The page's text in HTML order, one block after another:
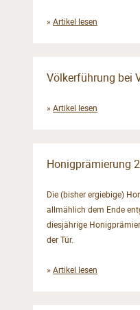
» Artikel lesen
Völkerführung bei
» Artikel lesen
Honigprämierung
Die (bisher ergiebige)
allmählich dem Ende
diesjährige
der Tür.
» Artikel lesen